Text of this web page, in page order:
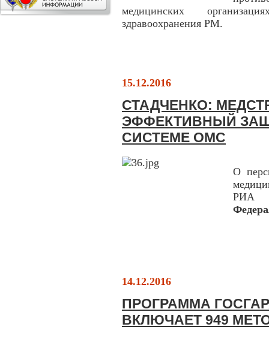
медицинских
здравоохранения РМ.
15.12.2016
СТАДЧЕНКО:
ЭФФЕКТИВНЫЙ
СИСТЕМЕ ОМС
О
РИА
14.12.2016
ПРОГРАММА
ВКЛЮЧАЕТ 949